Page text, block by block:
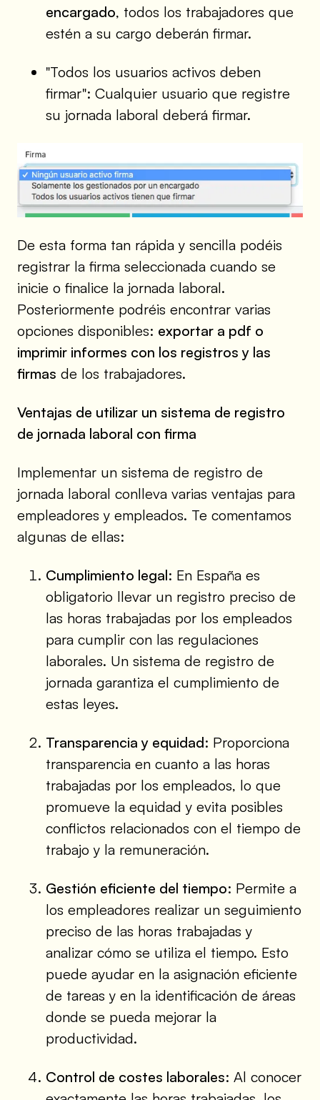
encargado, todos los trabajadores que
estén a su cargo deberán firmar.
"Todos los usuarios activos deben
firmar": Cualquier usuario que registre
su jornada laboral deberá firmar.
De esta forma tan rápida y sencilla podéis
registrar la firma seleccionada cuando se
inicie o finalice la jornada laboral.
Posteriormente podréis encontrar varias
opciones disponibles: exportar a pdf o
imprimir informes con los registros y las
firmas de los trabajadores.
Ventajas de utilizar un sistema de registro
de jornada laboral con firma
Implementar un sistema de registro de
jornada laboral conlleva varias ventajas para
empleadores y empleados. Te comentamos
algunas de ellas:
Cumplimiento legal: En España es
obligatorio llevar un registro preciso de
las horas trabajadas por los empleados
para cumplir con las regulaciones
laborales. Un sistema de registro de
jornada garantiza el cumplimiento de
estas leyes.
Transparencia y equidad: Proporciona
transparencia en cuanto a las horas
trabajadas por los empleados, lo que
promueve la equidad y evita posibles
conflictos relacionados con el tiempo de
trabajo y la remuneración.
Gestión eficiente del tiempo: Permite a
los empleadores realizar un seguimiento
preciso de las horas trabajadas y
analizar cómo se utiliza el tiempo. Esto
puede ayudar en la asignación eficiente
de tareas y en la identificación de áreas
donde se pueda mejorar la
productividad.
Control de costes laborales: Al conocer